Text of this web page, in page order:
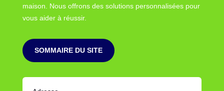
maison. Nous offrons des solutions personnalisées pour
vous aider à réussir.
SOMMAIRE DU SITE